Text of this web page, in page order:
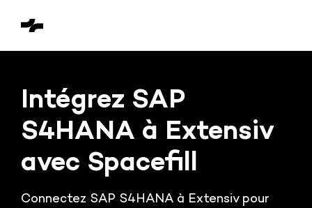
Intégrez SAP
S4HANA à Extensiv
avec Spacefill
Connectez SAP S4HANA à Extensiv pour